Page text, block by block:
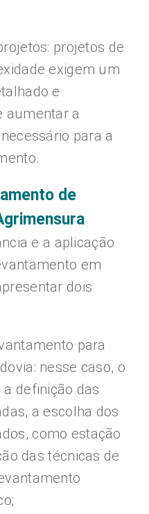
projetos de
exigem um
e
aumentar a
para a
de
e a aplicação
em
dois
para
nesse caso, o
definição das
a escolha dos
como estação
das técnicas de